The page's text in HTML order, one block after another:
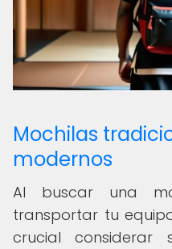
Mochilas
modernos
Al buscar una
transportar tu
crucial considerar